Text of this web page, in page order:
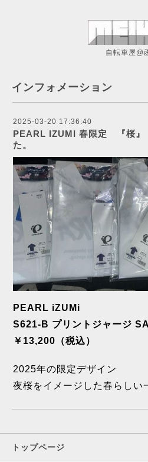
自転車屋@
インフォメーション
2025-03-20 17:36:40
PEARL IZUMI 春限定 『桜』
た。
PEARL iZUMi
S621-B プリントジャージ
￥13,200（税込）
2025年の限定デザイン
夜桜をイメージした春らしい
トップページ